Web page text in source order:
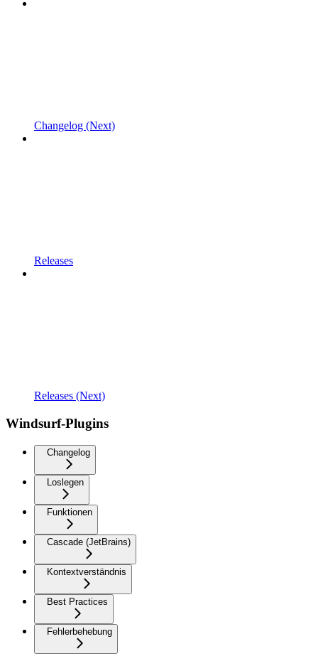
Changelog (Next)
Releases
Releases (Next)
Windsurf-Plugins
Changelog
Loslegen
Funktionen
Cascade (JetBrains)
Kontextverständnis
Best Practices
Fehlerbehebung